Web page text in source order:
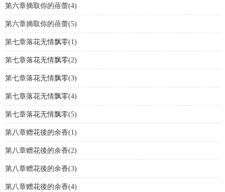
第六章摘取你的蓓蕾(4)
第六章摘取你的蓓蕾(5)
第七章落花无情飘零(1)
第七章落花无情飘零(2)
第七章落花无情飘零(3)
第七章落花无情飘零(4)
第七章落花无情飘零(5)
第八章赠花後的余香(1)
第八章赠花後的余香(2)
第八章赠花後的余香(3)
第八章赠花後的余香(4)